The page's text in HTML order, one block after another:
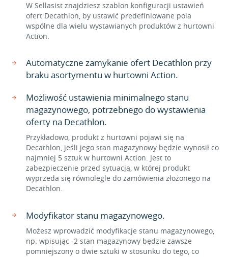
W Sellasist znajdziesz szablon konfiguracji ustawień
ofert Decathlon, by ustawić predefiniowane pola
wspólne dla wielu wystawianych produktów z hurtowni
Action.
Automatyczne zamykanie ofert Decathlon przy
braku asortymentu w hurtowni Action.
Możliwość ustawienia minimalnego stanu
magazynowego, potrzebnego do wystawienia
oferty na Decathlon.
Przykładowo, produkt z hurtowni pojawi się na
Decathlon, jeśli jego stan magazynowy będzie wynosił co
najmniej 5 sztuk w hurtowni Action. Jest to
zabezpieczenie przed sytuacją, w której produkt
wyprzeda się równolegle do zamówienia złożonego na
Decathlon.
Modyfikator stanu magazynowego.
Możesz wprowadzić modyfikacje stanu magazynowego,
np. wpisując -2 stan magazynowy będzie zawsze
pomniejszony o dwie sztuki w stosunku do tego, co